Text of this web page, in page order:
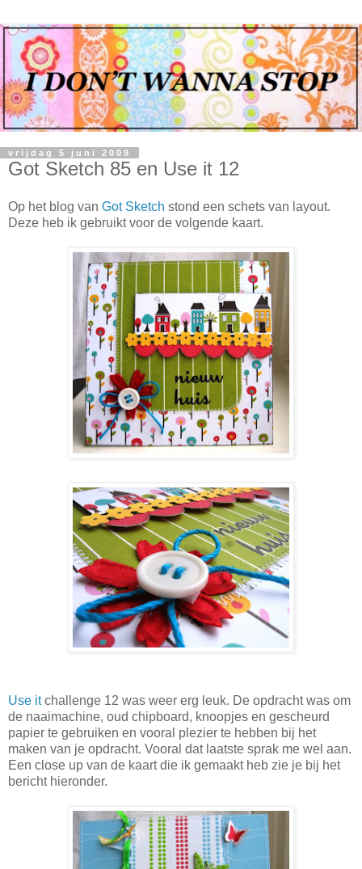
vrijdag 5 juni 2009
Got Sketch 85 en Use it 12
Op het blog van Got Sketch stond een schets van layout.
Deze heb ik gebruikt voor de volgende kaart.
Use itchallenge 12 was weer erg leuk. De opdracht was om
de naaimachine, oud chipboard, knoopjes en gescheurd
papier te gebruiken en vooral plezier te hebben bij het
maken van je opdracht. Vooral dat laatste sprak me wel aan.
Een close up van de kaart die ik gemaakt heb zie je bij het
bericht hieronder.